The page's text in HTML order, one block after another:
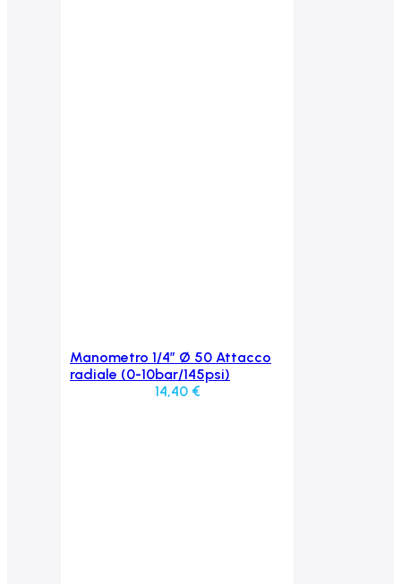
Aggiungi al carrello
Manometro 1/4″ Ø 50 Attacco
radiale (0-10bar/145psi)
14,40 €